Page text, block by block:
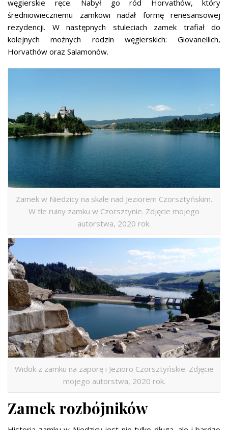
węgierskie ręce. Nabył go ród Horvathów, który
średniowiecznemu zamkowi nadał formę renesansowej
rezydencji. W następnych stuleciach zamek trafiał do
kolejnych możnych rodzin węgierskich: Giovanellich,
Horvathów oraz Salamonów.
Zamek w Niedzicy na skale nad Jeziorem Czorsztyńskim.
W tle ruiny zamku w Czorsztynie. Zdjęcie mojego
autorstwa, 2020 rok.
Widok z zamku na zaporę i Jezioro Czorsztyńskie. Zdjęcie
mojego autorstwa, 2020 rok.
Zamek rozbójników